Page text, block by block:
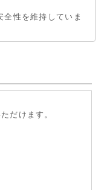
性を維持していま
だけます。